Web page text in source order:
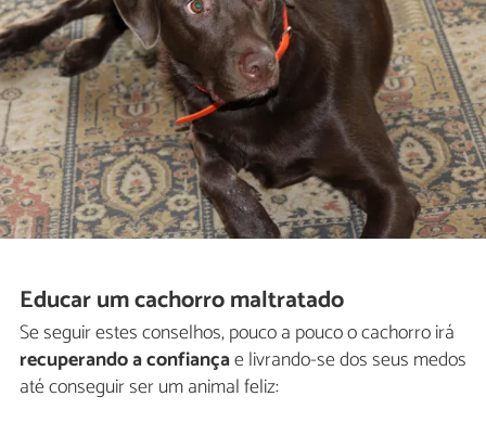
Educar um cachorro maltratado
Se seguir estes conselhos, pouco a pouco o cachorro irá
recuperando a confiançae livrando-se dos seus medos
até conseguir ser um animal feliz: